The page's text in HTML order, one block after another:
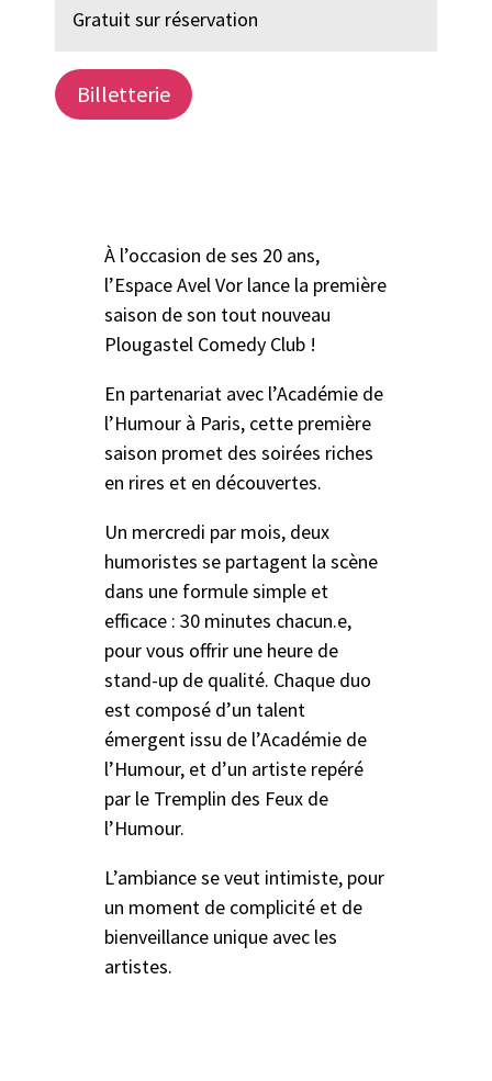
Gratuit sur réservation
Billetterie
À l’occasion de ses 20 ans,
l’Espace Avel Vor lance la première
saison de son tout nouveau
Plougastel Comedy Club !
En partenariat avec l’Académie de
l’Humour à Paris, cette première
saison promet des soirées riches
en rires et en découvertes.
Un mercredi par mois, deux
humoristes se partagent la scène
dans une formule simple et
efficace : 30 minutes chacun.e,
pour vous offrir une heure de
stand-up de qualité. Chaque duo
est composé d’un talent
émergent issu de l’Académie de
l’Humour, et d’un artiste repéré
par le Tremplin des Feux de
l’Humour.
L’ambiance se veut intimiste, pour
un moment de complicité et de
bienveillance unique avec les
artistes.